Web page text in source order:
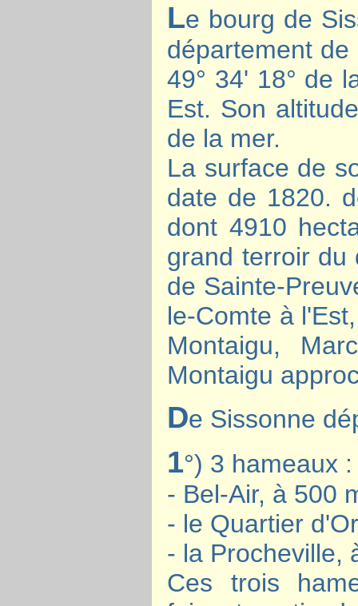
Le bourg de
département
49° 34' 18° de
Est. Son
de la mer.
La surface de
date de 1820.
dont 4910
grand terroir du
de Sainte-
le-Comte à
Montaigu,
Montaigu
De Sissonne
1°) 3 hameaux :
- Bel-Air, à 500
- le Quartier
- la Procheville,
Ces trois